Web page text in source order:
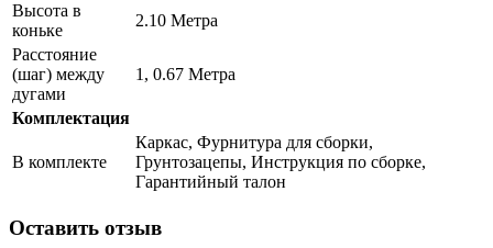
Высота в
коньке
2.10 Метра
Расстояние
(шаг) между
дугами
1, 0.67 Метра
Комплектация
В комплекте
Каркас, Фурнитура для сборки,
Грунтозацепы, Инструкция по сборке,
Гарантийный талон
Оставить отзыв